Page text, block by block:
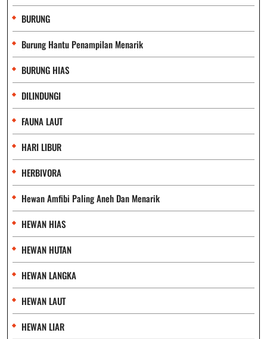
BURUNG
Burung Hantu Penampilan Menarik
BURUNG HIAS
DILINDUNGI
FAUNA LAUT
HARI LIBUR
HERBIVORA
Hewan Amfibi Paling Aneh Dan Menarik
HEWAN HIAS
HEWAN HUTAN
HEWAN LANGKA
HEWAN LAUT
HEWAN LIAR